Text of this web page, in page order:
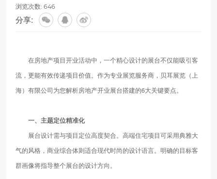
浏览次数: 646
分享:
在房地产项目开业活动中，一个精心设计的展台不仅能吸引客
流，更能有效传递项目价值。作为专业展览服务商，贝耳展览（上
海）有限公司为您解析房地产开业展台搭建的6大关键要点。
一、主题定位精准化
展台设计需与项目定位高度契合。高端住宅项目可采用典雅大
气的风格，商业综合体则适合现代时尚的设计语言。明确的目标客
群画像将指导整个展台的设计方向。